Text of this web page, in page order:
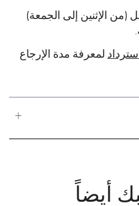
1-3 أيام عمل (من الإثنين إلى الجمعة)
لمعرفة مدة الإرجاع
أيضاً